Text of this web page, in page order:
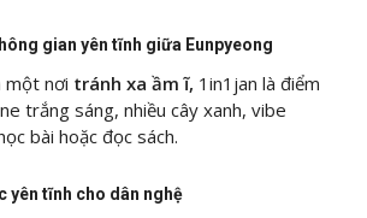
gian yên tĩnh giữa Eunpyeong
một nơi tránh xa ầm ĩ, 1in1jan là điểm
trắng sáng, nhiều cây xanh, vibe
bài hoặc đọc sách.
yên tĩnh cho dân nghệ